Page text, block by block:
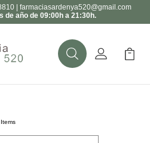
| farmaciasardenya520@gmail.com
de año de 09:00h a 21:30h.
BuscarMi Cuenta
Mi